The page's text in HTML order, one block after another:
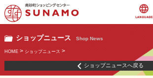
ショップニュース Shop News
HOME> ショップニュース >
ショップニュースへ戻る